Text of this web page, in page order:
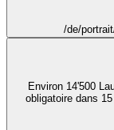
/de/
Environ 14'500
obligatoire dans